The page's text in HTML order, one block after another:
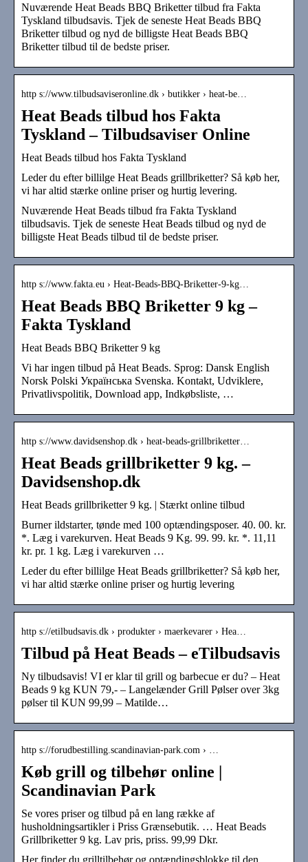
Nuværende Heat Beads BBQ Briketter tilbud fra Fakta
Tyskland tilbudsavis. Tjek de seneste Heat Beads BBQ
Briketter tilbud og nyd de billigste Heat Beads BBQ
Briketter tilbud til de bedste priser.
http s://www.tilbudsaviseronline.dk › butikker › heat-be…
Heat Beads tilbud hos Fakta
Tyskland – Tilbudsaviser Online
Heat Beads tilbud hos Fakta Tyskland
Leder du efter billilge Heat Beads grillbriketter? Så køb her,
vi har altid stærke online priser og hurtig levering.
Nuværende Heat Beads tilbud fra Fakta Tyskland
tilbudsavis. Tjek de seneste Heat Beads tilbud og nyd de
billigste Heat Beads tilbud til de bedste priser.
http s://www.fakta.eu › Heat-Beads-BBQ-Briketter-9-kg…
Heat Beads BBQ Briketter 9 kg –
Fakta Tyskland
Heat Beads BBQ Briketter 9 kg
Vi har ingen tilbud på Heat Beads. Sprog: Dansk English
Norsk Polski Українська Svenska. Kontakt, Udviklere,
Privatlivspolitik, Download app, Indkøbsliste, …
http s://www.davidsenshop.dk › heat-beads-grillbriketter…
Heat Beads grillbriketter 9 kg. –
Davidsenshop.dk
Heat Beads grillbriketter 9 kg. | Stærkt online tilbud
Burner ildstarter, tønde med 100 optændingsposer. 40. 00. kr.
*. Læg i varekurven. Heat Beads 9 Kg. 99. 99. kr. *. 11,11
kr. pr. 1 kg. Læg i varekurven …
Leder du efter billilge Heat Beads grillbriketter? Så køb her,
vi har altid stærke online priser og hurtig levering
http s://etilbudsavis.dk › produkter › maerkevarer › Hea…
Tilbud på Heat Beads – eTilbudsavis
Ny tilbudsavis! VI er klar til grill og barbecue er du? – Heat
Beads 9 kg KUN 79,- – Langelænder Grill Pølser over 3kg
pølser til KUN 99,99 – Matilde…
http s://forudbestilling.scandinavian-park.com › …
Køb grill og tilbehør online |
Scandinavian Park
Se vores priser og tilbud på en lang række af
husholdningsartikler i Priss Grænsebutik. … Heat Beads
Grillbriketter 9 kg. Lav pris, priss. 99,99 Dkr.
Her finder du grilltilbehør og optændingsblokke til den